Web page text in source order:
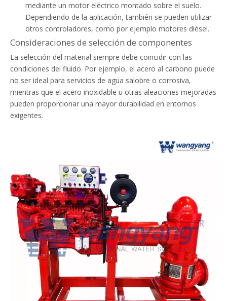
mediante un motor eléctrico montado sobre el suelo.
Dependiendo de la aplicación, también se pueden utilizar
otros controladores, como por ejemplo motores diésel.
Consideraciones de selección de componentes
La selección del material siempre debe coincidir con las
condiciones del fluido. Por ejemplo, el acero al carbono puede
no ser ideal para servicios de agua salobre o corrosiva,
mientras que el acero inoxidable u otras aleaciones mejoradas
pueden proporcionar una mayor durabilidad en entornos
exigentes.